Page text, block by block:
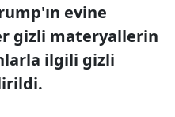
evine
gizli materyallerin
ilgili gizli